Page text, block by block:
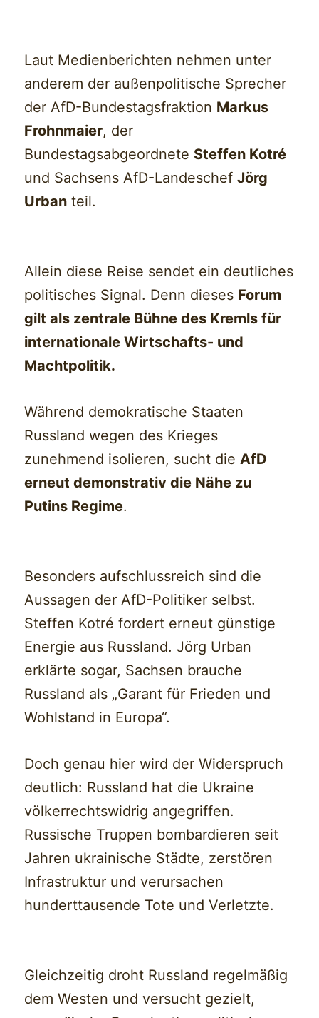
Laut Medienberichten nehmen unter
anderem der außenpolitische Sprecher
der AfD-Bundestagsfraktion Markus
Frohnmaier, der
Bundestagsabgeordnete Steffen Kotré
und Sachsens AfD-LandeschefJörg
Urban teil.
Allein diese Reise sendet ein deutliches
politisches Signal. Denn dieses Forum
gilt als zentrale Bühne des Kremls für
internationale Wirtschafts- und
Machtpolitik.
Während demokratische Staaten
Russland wegen des Krieges
zunehmend isolieren, sucht dieAfD
erneut demonstrativ die Nähe zu
Putins Regime.
Besonders aufschlussreich sind die
Aussagen der AfD-Politiker selbst.
Steffen Kotré fordert erneut günstige
Energie aus Russland. Jörg Urban
erklärte sogar, Sachsen brauche
Russland als „Garant für Frieden und
Wohlstand in Europa“.
Doch genau hier wird der Widerspruch
deutlich: Russland hat die Ukraine
völkerrechtswidrig angegriffen.
Russische Truppen bombardieren seit
Jahren ukrainische Städte, zerstören
Infrastruktur und verursachen
hunderttausende Tote und Verletzte.
Gleichzeitig droht Russland regelmäßig
dem Westen und versucht gezielt,